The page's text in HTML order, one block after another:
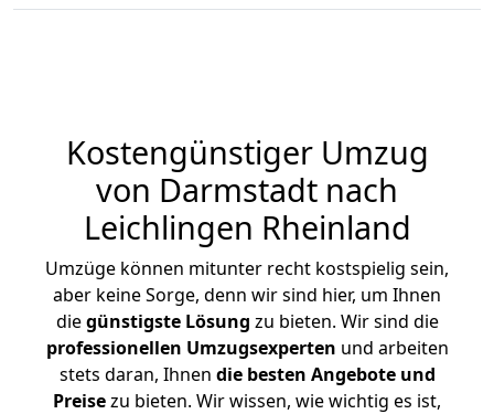
Kostengünstiger Umzug
von Darmstadt nach
Leichlingen Rheinland
Umzüge können mitunter recht kostspielig sein,
aber keine Sorge, denn wir sind hier, um Ihnen
diegünstigste Lösung zu bieten. Wir sind die
professionellen Umzugsexperten und arbeiten
stets daran, Ihnen die besten Angebote und
Preisezu bieten. Wir wissen, wie wichtig es ist,